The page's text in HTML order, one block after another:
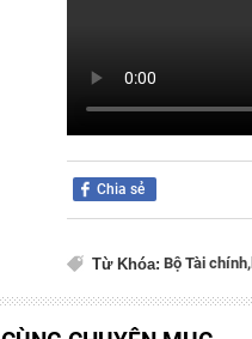
Chia sẻ
Từ Khóa: Bộ Tài chính,